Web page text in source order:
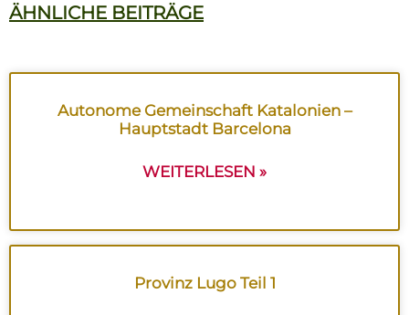
ÄHNLICHE BEITRÄGE
Autonome Gemeinschaft Katalonien –
Hauptstadt Barcelona
WEITERLESEN »
Provinz Lugo Teil 1